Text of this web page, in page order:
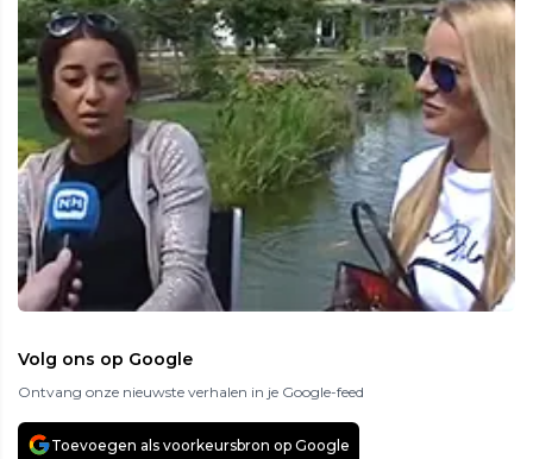
Volg ons op Google
Ontvang onze nieuwste verhalen in je Google-feed
Toevoegen als voorkeursbron op Google